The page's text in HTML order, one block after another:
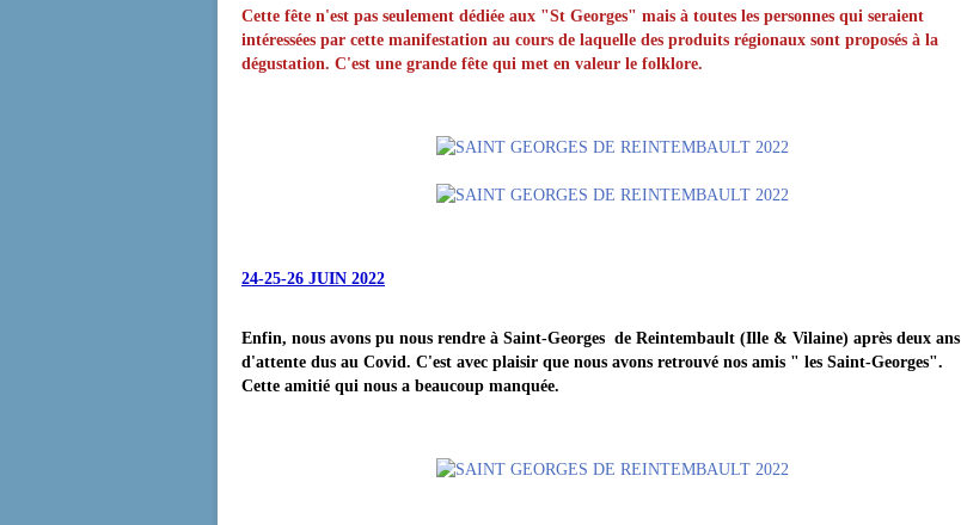
Cette fête n'est pas seulement dédiée aux "St Georges" mais à toutes les personnes qui seraient
intéressées par cette manifestation au cours de laquelle des produits régionaux sont proposés à la
dégustation. C'est une grande fête qui met en valeur le folklore.
24-25-26 JUIN 2022
Enfin, nous avons pu nous rendre à Saint-Georges de Reintembault (Ille & Vilaine) après deux ans
d'attente dus au Covid. C'est avec plaisir que nous avons retrouvé nos amis " les Saint-Georges".
Cette amitié qui nous a beaucoup manquée.